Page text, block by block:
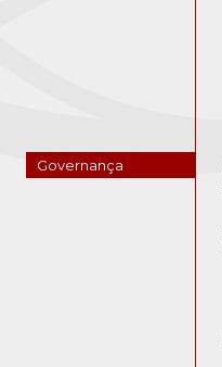
Governança